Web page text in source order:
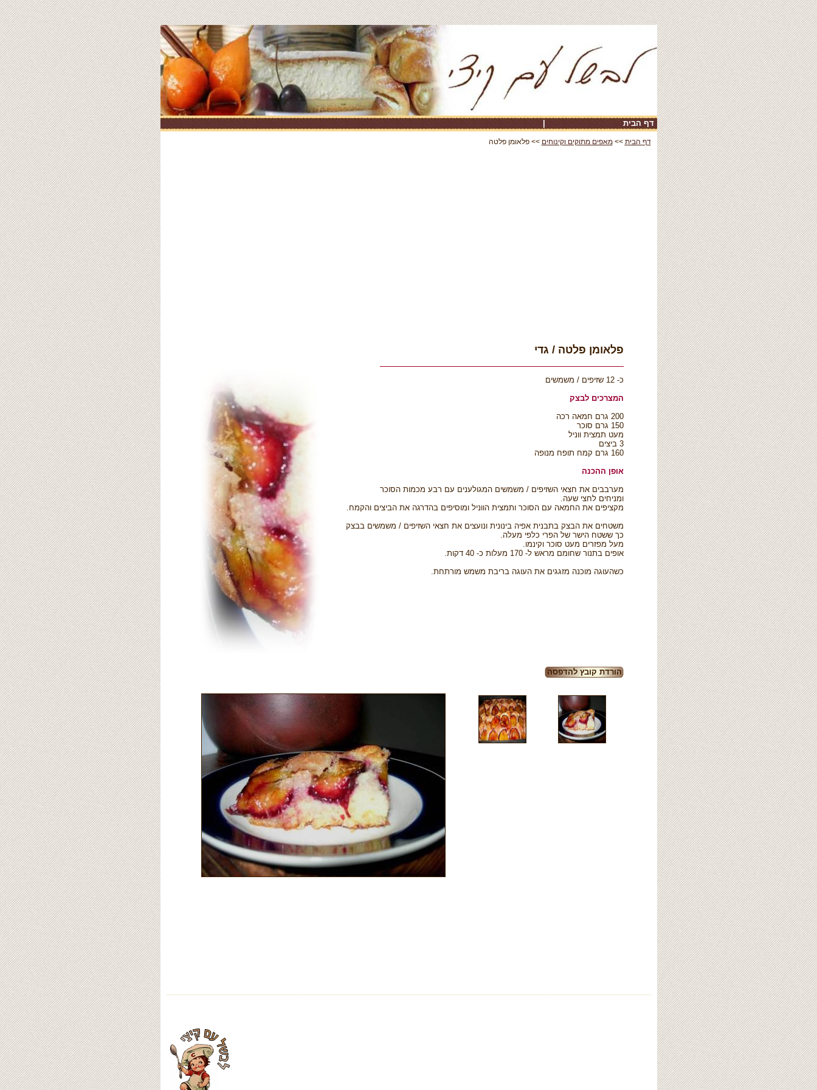
דף הבית
דף הבית >>מאפים מתוקים וקינוחים >> פלאומן פלטה
פלאומן פלטה / גדי
כ- 12 שזיפים / משמשים
המצרכים לבצק
200 גרם חמאה רכה
150 גרם סוכר
מעט תמצית ווניל
3 ביצים
160 גרם קמח תופח מנופה
אופן ההכנה
מערבבים את חצאי השזיפים / משמשים המגולענים עם רבע מכמות הסוכר
ומניחים לחצי שעה.
מקציפים את החמאה עם הסוכר ותמצית הווניל ומוסיפים בהדרגה את הביצים והקמח.
משטחים את הבצק בתבנית אפיה בינונית ונועצים את חצאי השזיפים / משמשים בבצק
כך ששטח הישר של הפרי כלפי מעלה.
מעל מפזרים מעט סוכר וקינמו.
אופים בתנור שחומם מראש ל- 170 מעלות כ- 40 דקות.
כשהעוגה מוכנה מזגגים את העוגה בריבת משמש מורתחת.
הורדת קובץ להדפסה